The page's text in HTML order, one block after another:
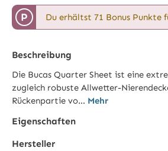
P Du erhältst 71 Bonus Punkte
Beschreibung
Die Bucas Quarter Sheet ist eine
zugleich robuste Allwetter-
Rückenpartie vo… Mehr
Eigenschaften
Hersteller